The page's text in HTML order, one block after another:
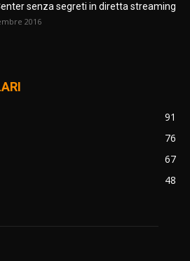
senza segreti in diretta streaming
2016
91
76
67
48